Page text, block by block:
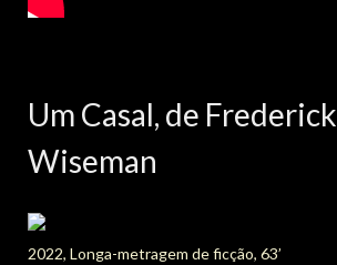
Um Casal, de Frederick
Wiseman
2022, Longa-metragem de ficção, 63’